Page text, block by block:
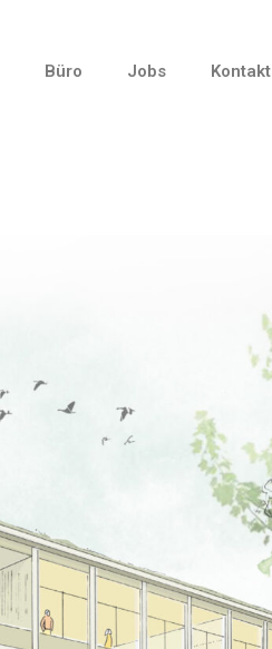
Büro Jobs Kontakt